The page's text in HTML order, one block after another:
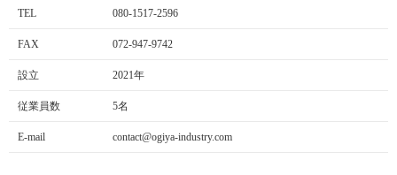
TEL 080-1517-2596
FAX 072-947-9742
設立 2021年
従業員数 5名
E-mail contact@ogiya-industry.com